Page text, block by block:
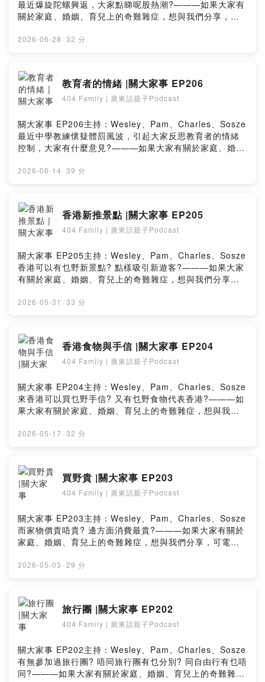
最近爆旋陀螺興返，大家點睇呢股熱潮?———如果大家有
關於家庭、婚姻、育兒上的奇難雜症，想與我們分享，可
Family Podcast 頻
w/0qVoScuKfeX3Eyl1O6v8cbApple
Podcasthttps://podcasts.apple.com/podcast/id156649
4869Youtube music
list=PLTdpwvv5oKzFJCNyZPHTQRxeL5pkb0pVp&si=5
vf0hVYbHsJgEh4M背景音樂：笑笑歌 伴奏@GK爸爸/GK
爸爸原創故事繪本Powered by Firstory Hosting
2026-06-28 · 32 分
教育者的情緒 |關大家事 EP206
404 Family | 廣東話親子Podcast
關大家事 EP206主持：Wesley、Pam、Charles、Sosze
最近中學教練懷疑體罰風波，引起大家反思教育者的情緒
控制，大家有什麼意見?———如果大家有關於家庭、婚
址：hk404family@gmail.com404 Family的Youtube
爸爸/GK爸爸原創故事繪本Powered by Firstory Hosting
2026-06-14 · 39 分
香港新推景點 |關大家事 EP205
404 Family | 廣東話親子Podcast
關大家事 EP205主持：Wesley、Pam、Charles、Sosze
香港可以有乜野新景點? 點樣吸引新遊客?———如果大家
有關於家庭、婚姻、育兒上的奇難雜症，想與我們分享，
Family的Youtube
爸爸/GK爸爸原創故事繪本Powered by Firstory Hosting
2026-05-31 · 33 分
香港食物與手信 |關大家事 EP204
404 Family | 廣東話親子Podcast
關大家事 EP204主持：Wesley、Pam、Charles、Sosze
來香港可以買乜野手信? 又有乜野食物代表香港?———如
果大家有關於家庭、婚姻、育兒上的奇難雜症，想與我們
Family的Youtube
爸爸/GK爸爸原創故事繪本Powered by Firstory Hosting
2026-05-17 · 32 分
買野貴 |關大家事 EP203
404 Family | 廣東話親子Podcast
關大家事 EP203主持：Wesley、Pam、Charles、Sosze
而家物價貴唔貴? 邊方面消費最貴?———如果大家有關於
家庭、婚姻、育兒上的奇難雜症，想與我們分享，可電郵
Youtube
爸爸/GK爸爸原創故事繪本Powered by Firstory Hosting
2026-05-03 · 29 分
旅行團 |關大家事 EP202
404 Family | 廣東話親子Podcast
關大家事 EP202主持：Wesley、Pam、Charles、Sosze
有無參加過旅行團? 唔同旅行團有乜分別? 同自由行有乜唔
同?———如果大家有關於家庭、婚姻、育兒上的奇難雜